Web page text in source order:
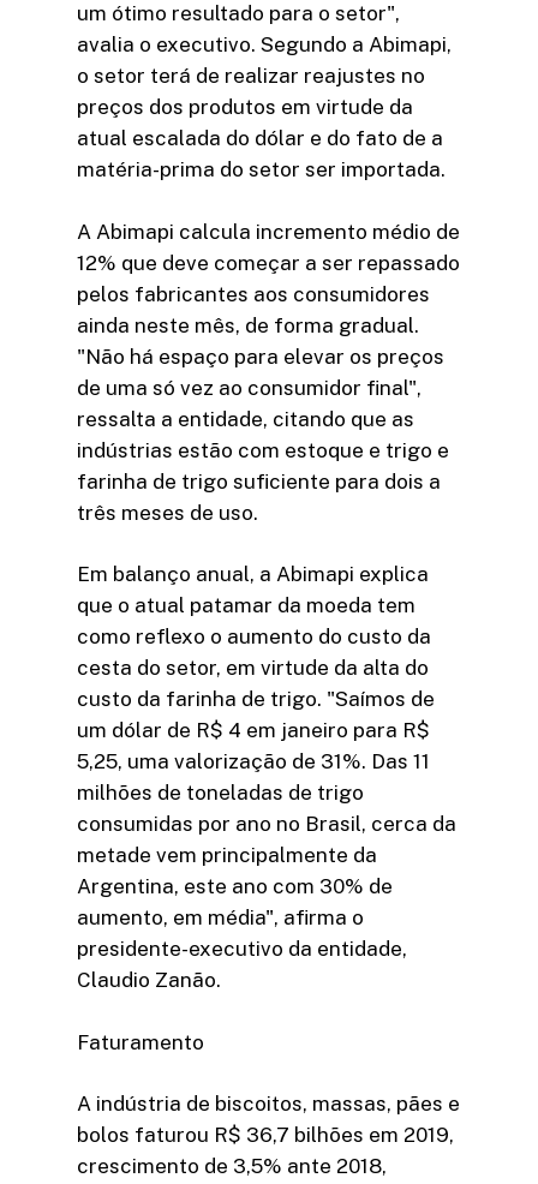
um ótimo resultado para o setor",
avalia o executivo. Segundo a Abimapi,
o setor terá de realizar reajustes no
preços dos produtos em virtude da
atual escalada do dólar e do fato de a
matéria-prima do setor ser importada.
A Abimapi calcula incremento médio de
12% que deve começar a ser repassado
pelos fabricantes aos consumidores
ainda neste mês, de forma gradual.
"Não há espaço para elevar os preços
de uma só vez ao consumidor final",
ressalta a entidade, citando que as
indústrias estão com estoque e trigo e
farinha de trigo suficiente para dois a
três meses de uso.
Em balanço anual, a Abimapi explica
que o atual patamar da moeda tem
como reflexo o aumento do custo da
cesta do setor, em virtude da alta do
custo da farinha de trigo. "Saímos de
um dólar de R$ 4 em janeiro para R$
5,25, uma valorização de 31%. Das 11
milhões de toneladas de trigo
consumidas por ano no Brasil, cerca da
metade vem principalmente da
Argentina, este ano com 30% de
aumento, em média", afirma o
presidente-executivo da entidade,
Claudio Zanão.
Faturamento
A indústria de biscoitos, massas, pães e
bolos faturou R$ 36,7 bilhões em 2019,
crescimento de 3,5% ante 2018,